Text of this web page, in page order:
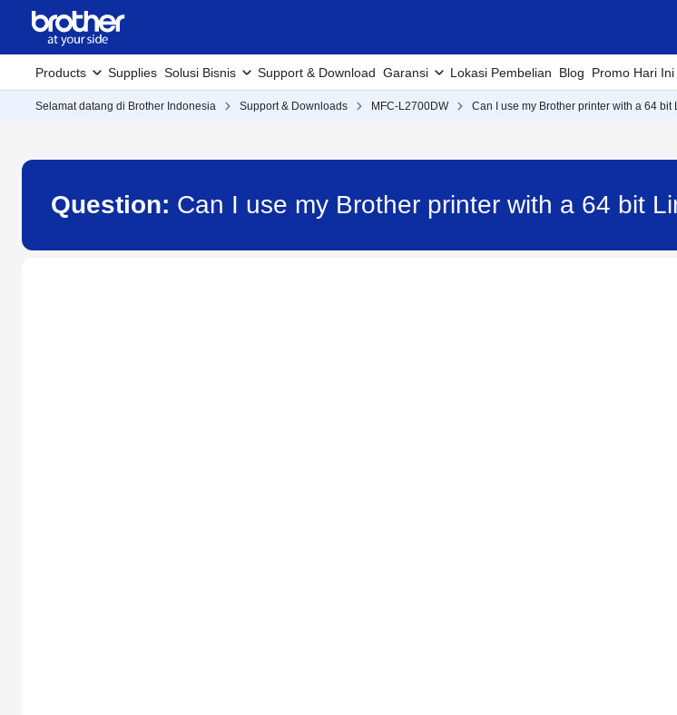
Products Supplies Solusi Bisnis Support & Download Garansi Lokasi Pembelian Blog Promo Hari Ini
Selamat datang di Brother Indonesia Support & Downloads MFC-L2700DW Can I use my Brother printer with a 64
Question: Can I use my Brother printer with a 64 bit